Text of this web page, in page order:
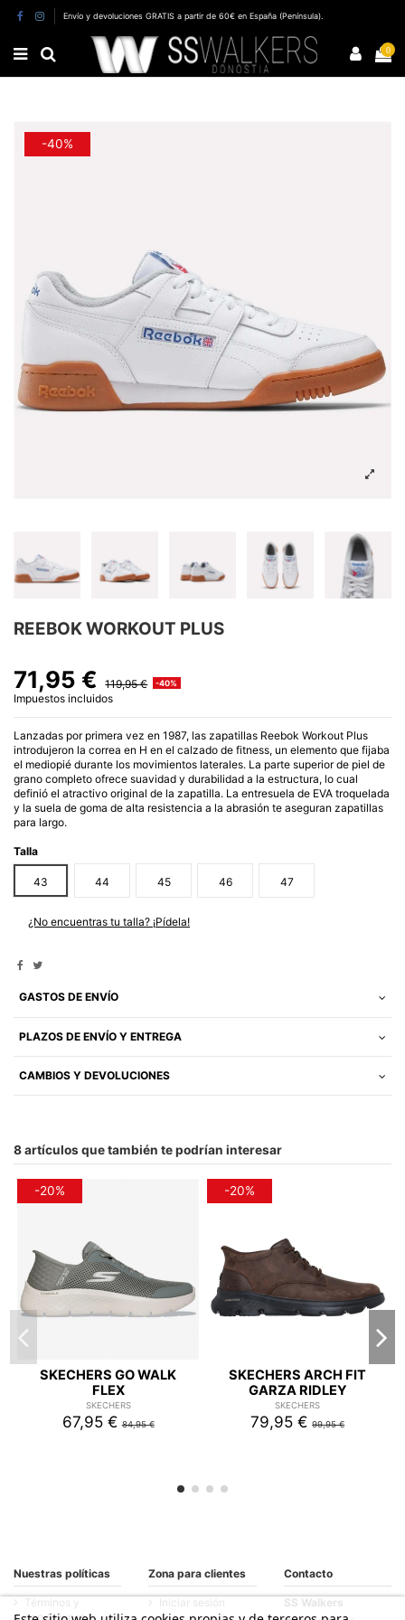
Envío y devoluciones GRATIS a partir de 60€ en España (Península).
0
-40%
REEBOK WORKOUT PLUS
71,95 € 119,95 € -40%
Impuestos incluidos
Lanzadas por primera vez en 1987, las zapatillas Reebok Workout Plus
introdujeron la correa en H en el calzado de fitness, un elemento que fijaba
el mediopié durante los movimientos laterales. La parte superior de piel de
grano completo ofrece suavidad y durabilidad a la estructura, lo cual
definió el atractivo original de la zapatilla. La entresuela de EVA troquelada
y la suela de goma de alta resistencia a la abrasión te aseguran zapatillas
para largo.
Talla
43 44 45 46 47
¿No encuentras tu talla? ¡Pídela!
GASTOS DE ENVÍO
PLAZOS DE ENVÍO Y ENTREGA
CAMBIOS Y DEVOLUCIONES
8 artículos que también te podrían interesar
-20%
SKECHERS GO WALK
FLEX
SKECHERS
67,95 €84,95 €
-20%
SKECHERS ARCH FIT
GARZA RIDLEY
SKECHERS
79,95 €99,95 €
Nuestras políticas
Términos y
condiciones
Zona para clientes
Iniciar sesión
Contacto
SS Walkers